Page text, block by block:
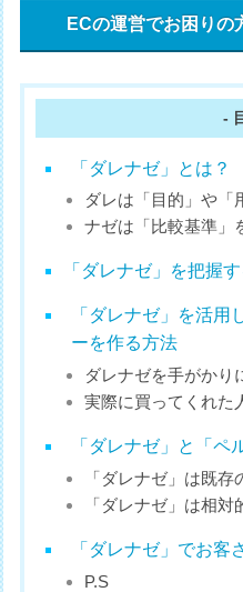
ECの運営でお困りの
-
「ダレナゼ」とは？
ダレは「目的」や「
ナゼは「比較基準」
「ダレナゼ」を把握
「ダレナゼ」を活用
ーを作る方法
ダレナゼを手がかり
実際に買ってくれた
「ダレナゼ」と「ペ
「ダレナゼ」は既
「ダレナゼ」は相
「ダレナゼ」でお客
P.S